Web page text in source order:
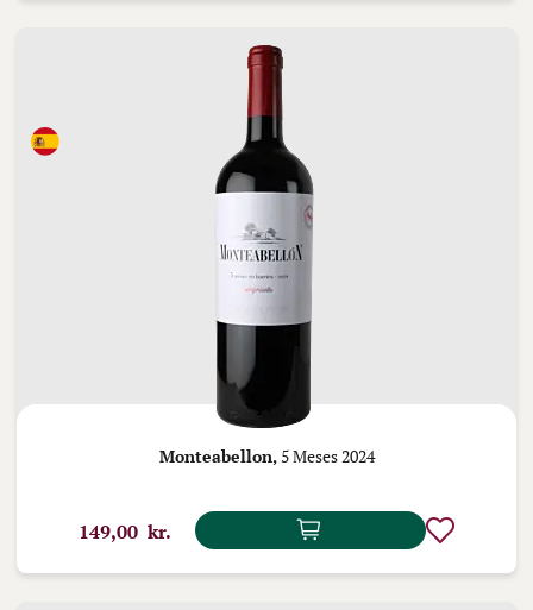
Monteabellon, 5 Meses 2024
149,00 kr.